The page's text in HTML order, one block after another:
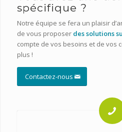
spécifique ?
Notre équipe se fera un plaisir
de vous proposer des solutions
compte de vos besoins et de vos
plus !
Contactez-nous